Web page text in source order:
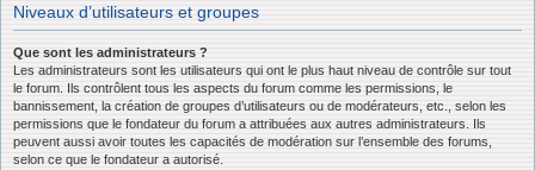
Niveaux d’utilisateurs et groupes
Que sont les administrateurs ?
Les administrateurs sont les utilisateurs qui ont le plus haut niveau de contrôle sur tout
le forum. Ils contrôlent tous les aspects du forum comme les permissions, le
bannissement, la création de groupes d’utilisateurs ou de modérateurs, etc., selon les
permissions que le fondateur du forum a attribuées aux autres administrateurs. Ils
peuvent aussi avoir toutes les capacités de modération sur l’ensemble des forums,
selon ce que le fondateur a autorisé.